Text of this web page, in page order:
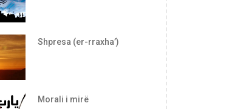
Shpresa (er-rraxha’)
Morali i mirë